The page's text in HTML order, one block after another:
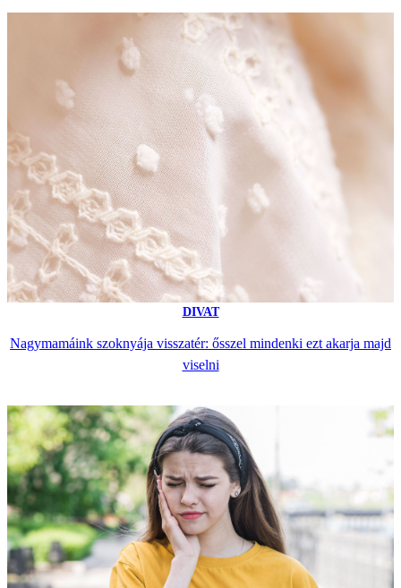
DIVAT
Nagymamáink szoknyája visszatér: ősszel mindenki ezt akarja majd
viselni